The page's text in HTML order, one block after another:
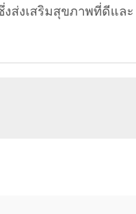
ส่งเสริมสุขภาพที่ดีและ